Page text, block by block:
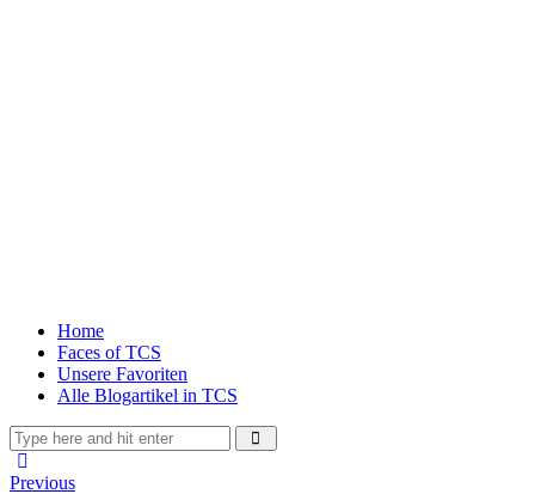
Home
Faces of TCS
Unsere Favoriten
Alle Blogartikel in TCS
Previous